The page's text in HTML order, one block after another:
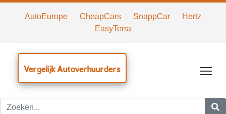
AutoEurope CheapCars SnappCar
Hertz
EasyTerra
Vergelijk Autoverhuurders